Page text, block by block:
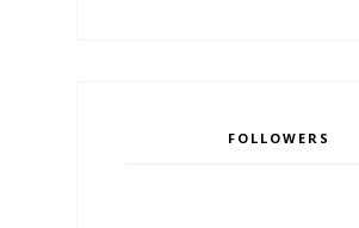
FOLLOWERS